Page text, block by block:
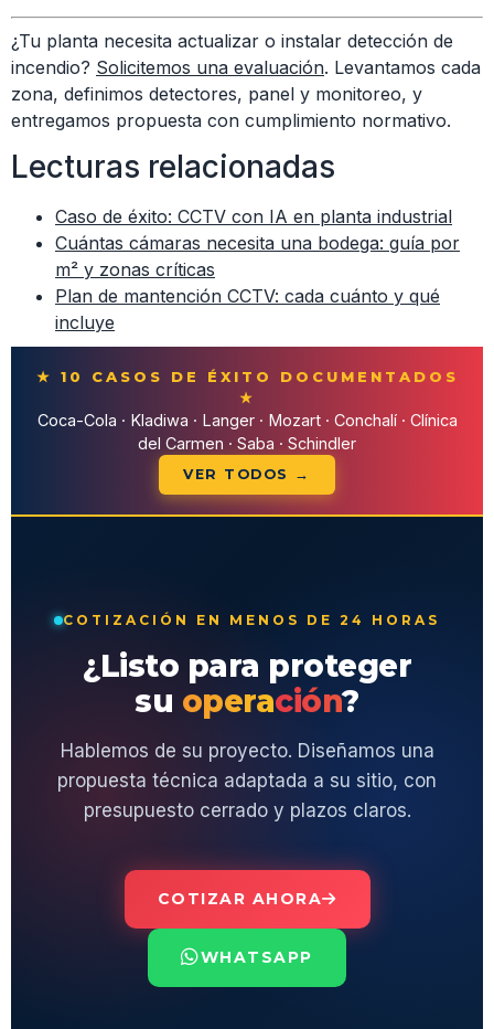
¿Tu planta necesita actualizar o instalar detección de
incendio? Solicitemos una evaluación. Levantamos cada
zona, definimos detectores, panel y monitoreo, y
entregamos propuesta con cumplimiento normativo.
Lecturas relacionadas
Caso de éxito: CCTV con IA en planta industrial
Cuántas cámaras necesita una bodega: guía por
m² y zonas críticas
Plan de mantención CCTV: cada cuánto y qué
incluye
★ 10 CASOS DE ÉXITO DOCUMENTADOS
★
Coca-Cola · Kladiwa · Langer · Mozart · Conchalí · Clínica
del Carmen · Saba · Schindler
VER TODOS →
COTIZACIÓN EN MENOS DE 24 HORAS
¿Listo para proteger
su operación?
Hablemos de su proyecto. Diseñamos una
propuesta técnica adaptada a su sitio, con
presupuesto cerrado y plazos claros.
COTIZAR AHORA
WHATSAPP